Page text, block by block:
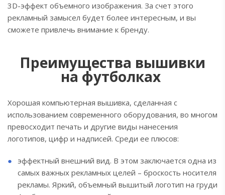
3D-эффект объемного изображения. За счет этого
рекламный замысел будет более интересным, и вы
сможете привлечь внимание к бренду.
Преимущества вышивки
на футболках
Хорошая компьютерная вышивка, сделанная с
использованием современного оборудования, во многом
превосходит печать и другие виды нанесения
логотипов, цифр и надписей. Среди ее плюсов:
эффектный внешний вид. В этом заключается одна из
самых важных рекламных целей – броскость носителя
рекламы. Яркий, объемный вышитый логотип на груди